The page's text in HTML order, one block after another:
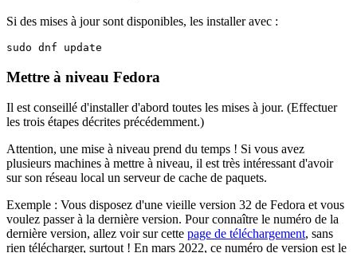
Si des mises à jour sont disponibles, les installer avec :
sudo dnf update
Mettre à niveau Fedora
Il est conseillé d'installer d'abord toutes les mises à jour. (Effectuer
les trois étapes décrites précédemment.)
Attention, une mise à niveau prend du temps ! Si vous avez
plusieurs machines à mettre à niveau, il est très intéressant d'avoir
sur son réseau local un serveur de cache de paquets.
Exemple : Vous disposez d'une vieille version 32 de Fedora et vous
voulez passer à la dernière version. Pour connaître le numéro de la
dernière version, allez voir sur cette page de téléchargement, sans
rien télécharger, surtout ! En mars 2022, ce numéro de version est le